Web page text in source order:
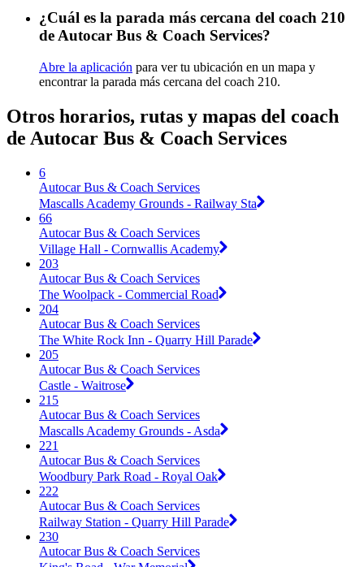
¿Cuál es la parada más cercana del coach 210
de Autocar Bus & Coach Services?
Abre la aplicación para ver tu ubicación en un mapa y
encontrar la parada más cercana del coach 210.
Otros horarios, rutas y mapas del coach
de Autocar Bus & Coach Services
6
Autocar Bus & Coach Services
Mascalls Academy Grounds - Railway Sta
66
Autocar Bus & Coach Services
Village Hall - Cornwallis Academy
203
Autocar Bus & Coach Services
The Woolpack - Commercial Road
204
Autocar Bus & Coach Services
The White Rock Inn - Quarry Hill Parade
205
Autocar Bus & Coach Services
Castle - Waitrose
215
Autocar Bus & Coach Services
Mascalls Academy Grounds - Asda
221
Autocar Bus & Coach Services
Woodbury Park Road - Royal Oak
222
Autocar Bus & Coach Services
Railway Station - Quarry Hill Parade
230
Autocar Bus & Coach Services